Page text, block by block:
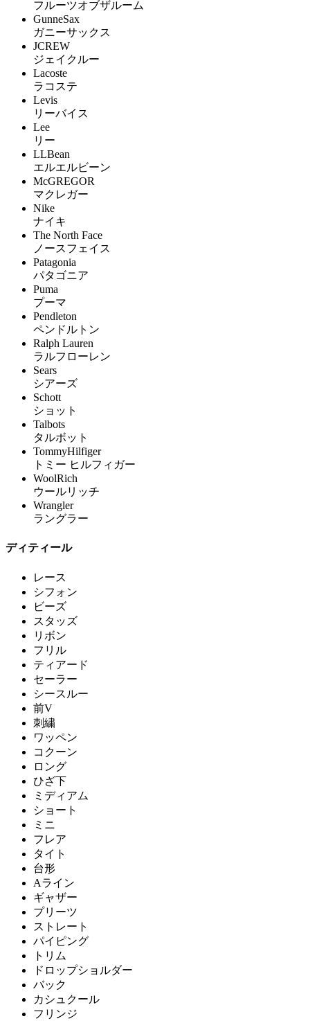
フルーツオブザルーム
GunneSax
ガニーサックス
JCREW
ジェイクルー
Lacoste
ラコステ
Levis
リーバイス
Lee
リー
LLBean
エルエルビーン
McGREGOR
マクレガー
Nike
ナイキ
The North Face
ノースフェイス
Patagonia
パタゴニア
Puma
プーマ
Pendleton
ペンドルトン
Ralph Lauren
ラルフローレン
Sears
シアーズ
Schott
ショット
Talbots
タルボット
TommyHilfiger
トミー ヒルフィガー
WoolRich
ウールリッチ
Wrangler
ラングラー
ディティール
レース
シフォン
ビーズ
スタッズ
リボン
フリル
ティアード
セーラー
シースルー
前V
刺繍
ワッペン
コクーン
ロング
ひざ下
ミディアム
ショート
ミニ
フレア
タイト
台形
Aライン
ギャザー
プリーツ
ストレート
パイピング
トリム
ドロップショルダー
バック
カシュクール
フリンジ